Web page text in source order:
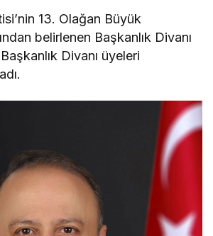
13. Olağan Büyük
belirlenen Başkanlık Divanı
Divanı üyeleri